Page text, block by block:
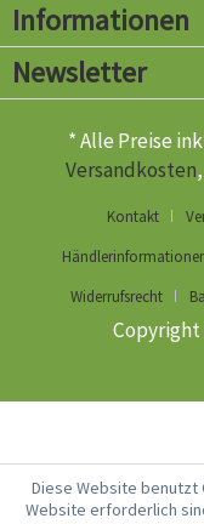
Informationen
Newsletter
* Alle Preise
Versandkosten
Kontakt
Widerrufsrecht
Diese Website
Website erforderlich